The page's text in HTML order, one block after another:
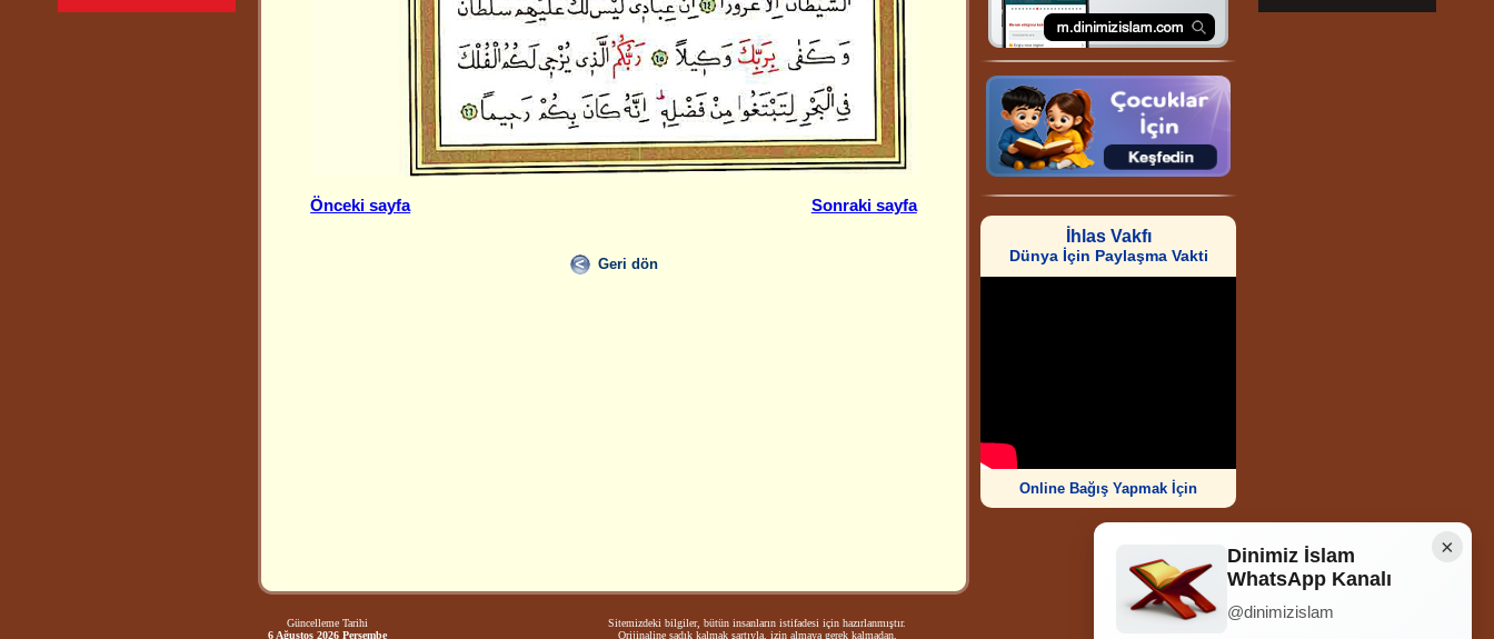
Önceki sayfa Sonraki sayfa
Geri dön
İhlas Vakfı
Dünya İçin Paylaşma Vakti
Online Bağış Yapmak İçin
Güncelleme Tarihi
6 Ağustos 2026 Perşembe
Sitemizdeki bilgiler, bütün insanların istifadesi için hazırlanmıştır.
Orijinaline sadık kalmak şartıyla, izin almaya gerek kalmadan,
Ziyaretçi Sayısı
×
Dinimiz İslam
WhatsApp Kanalı
@dinimizislam